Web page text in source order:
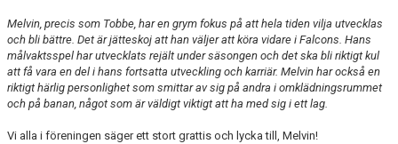
Melvin, precis som Tobbe, har en grym fokus på att hela tiden vilja utvecklas
och bli bättre. Det är jätteskoj att han väljer att köra vidare i Falcons. Hans
målvaktsspel har utvecklats rejält under säsongen och det ska bli riktigt kul
att få vara en del i hans fortsatta utveckling och karriär. Melvin har också en
riktigt härlig personlighet som smittar av sig på andra i omklädningsrummet
och på banan, något som är väldigt viktigt att ha med sig i ett lag.
Vi alla i föreningen säger ett stort grattis och lycka till, Melvin!